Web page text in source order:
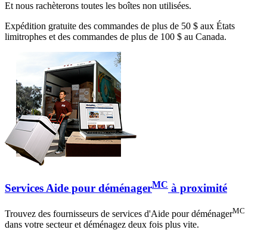
Et nous rachèterons toutes les boîtes non utilisées.
Expédition gratuite des commandes de plus de 50 $ aux États
limitrophes et des commandes de plus de 100 $ au Canada.
Services Aide pour déménagerMC à proximité
Trouvez des fournisseurs de services d'Aide pour déménagerMC
dans votre secteur et déménagez deux fois plus vite.